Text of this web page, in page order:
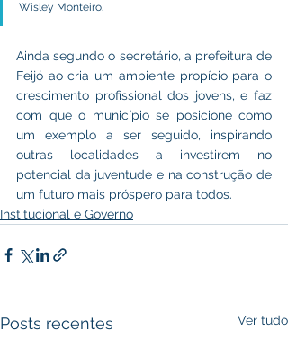
Wisley Monteiro.
Ainda segundo o secretário, a prefeitura de
Feijó ao cria um ambiente propício para o
crescimento profissional dos jovens, e faz
com que o município se posicione como
um exemplo a ser seguido, inspirando
outras localidades a investirem no
potencial da juventude e na construção de
um futuro mais próspero para todos.
Institucional e Governo
Posts recentes Ver tudo